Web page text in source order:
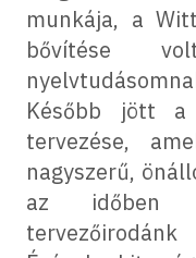
munkája, a
bővítése
Később jött a
tervezése,
nagyszerű,
az időben